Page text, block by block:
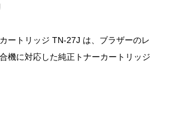
ートリッジ TN-27J は、ブラザーのレ
機に対応した純正トナーカートリッジ